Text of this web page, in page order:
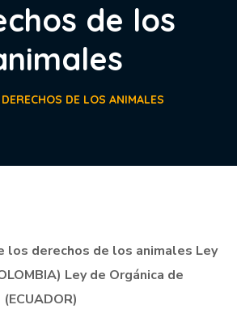
de los
DERECHOS DE LOS ANIMALES
los derechos de los animales Ley
Ley de Orgánica de